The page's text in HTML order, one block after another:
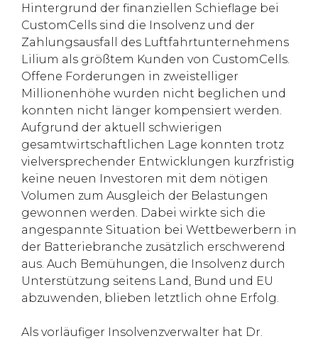
Hintergrund der finanziellen Schieflage bei
CustomCells sind die Insolvenz und der
Zahlungsausfall des Luftfahrtunternehmens
Lilium als größtem Kunden von CustomCells.
Offene Forderungen in zweistelliger
Millionenhöhe wurden nicht beglichen und
konnten nicht länger kompensiert werden.
Aufgrund der aktuell schwierigen
gesamtwirtschaftlichen Lage konnten trotz
vielversprechender Entwicklungen kurzfristig
keine neuen Investoren mit dem nötigen
Volumen zum Ausgleich der Belastungen
gewonnen werden. Dabei wirkte sich die
angespannte Situation bei Wettbewerbern in
der Batteriebranche zusätzlich erschwerend
aus. Auch Bemühungen, die Insolvenz durch
Unterstützung seitens Land, Bund und EU
abzuwenden, blieben letztlich ohne Erfolg.
Als vorläufiger Insolvenzverwalter hat Dr.